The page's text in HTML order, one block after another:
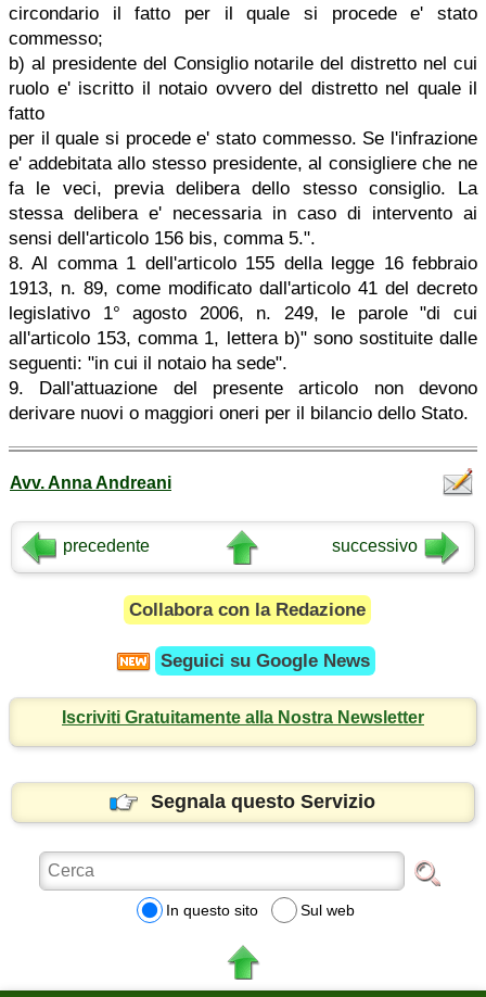
circondario il fatto per il quale si procede e' stato
commesso;
b) al presidente del Consiglio notarile del distretto nel cui
ruolo e' iscritto il notaio ovvero del distretto nel quale il
fatto
per il quale si procede e' stato commesso. Se l'infrazione
e' addebitata allo stesso presidente, al consigliere che ne
fa le veci, previa delibera dello stesso consiglio. La
stessa delibera e' necessaria in caso di intervento ai
sensi dell'articolo 156 bis, comma 5.".
8. Al comma 1 dell'articolo 155 della legge 16 febbraio
1913, n. 89, come modificato dall'articolo 41 del decreto
legislativo 1° agosto 2006, n. 249, le parole "di cui
all'articolo 153, comma 1, lettera b)" sono sostituite dalle
seguenti: "in cui il notaio ha sede".
9. Dall'attuazione del presente articolo non devono
derivare nuovi o maggiori oneri per il bilancio dello Stato.
Avv. Anna Andreani
precedente successivo
Collabora con la Redazione
Seguici su Google News
Iscriviti Gratuitamente alla Nostra Newsletter
Segnala questo Servizio
In questo sito Sul web